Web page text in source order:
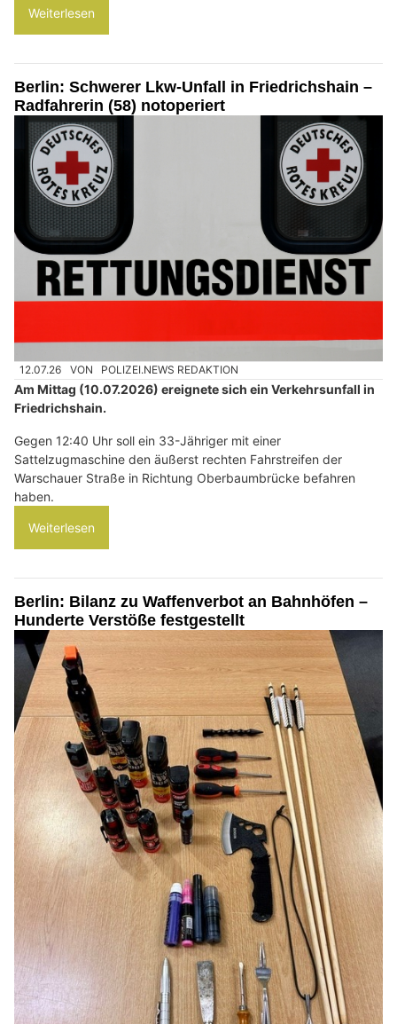
Weiterlesen
Berlin: Schwerer Lkw-Unfall in Friedrichshain –
Radfahrerin (58) notoperiert
12.07.26 VON POLIZEI.NEWS REDAKTION
Am Mittag (10.07.2026) ereignete sich ein Verkehrsunfall in
Friedrichshain.
Gegen 12:40 Uhr soll ein 33-Jähriger mit einer
Sattelzugmaschine den äußerst rechten Fahrstreifen der
Warschauer Straße in Richtung Oberbaumbrücke befahren
haben.
Weiterlesen
Berlin: Bilanz zu Waffenverbot an Bahnhöfen –
Hunderte Verstöße festgestellt